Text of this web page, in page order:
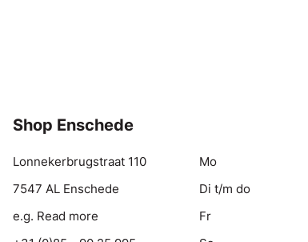
Shop Enschede
Lonnekerbrugstraat 110
7547 AL Enschede
e.g. Read more
Mo
Di t/m do
Fr